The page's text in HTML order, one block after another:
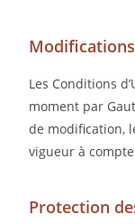
Modifications
Les Conditions
moment par
de modification,
vigueur à
Protection